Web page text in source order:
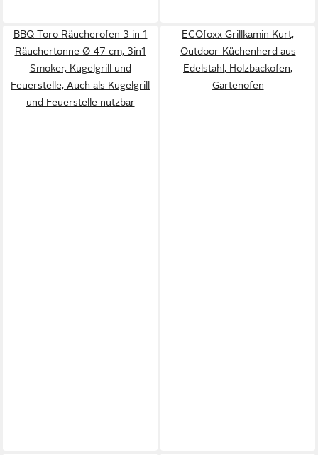
BBQ-Toro Räucherofen 3 in 1
Räuchertonne Ø 47 cm, 3in1
Smoker, Kugelgrill und
Feuerstelle, Auch als Kugelgrill
und Feuerstelle nutzbar
ECOfoxx Grillkamin Kurt,
Outdoor-Küchenherd aus
Edelstahl, Holzbackofen,
Gartenofen